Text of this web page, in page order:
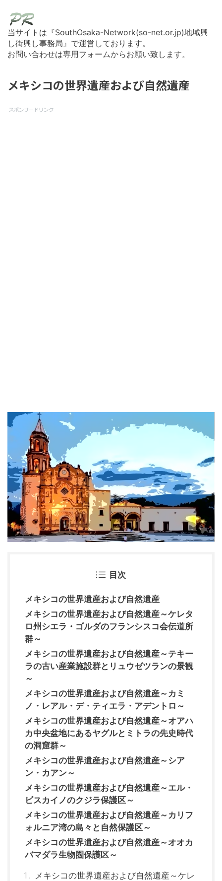
当サイトは『SouthOsaka-Network(so-net.or.jp)地域興
し街興し事務局』で運営しております。
お問い合わせは専用フォームからお願い致します。
メキシコの世界遺産および自然遺産
目次
メキシコの世界遺産および自然遺産
メキシコの世界遺産および自然遺産～ケレタ
ロ州シエラ・ゴルダのフランシスコ会伝道所
群～
メキシコの世界遺産および自然遺産～テキー
ラの古い産業施設群とリュウゼツランの景観
～
メキシコの世界遺産および自然遺産～カミ
ノ・レアル・デ・ティエラ・アデントロ～
メキシコの世界遺産および自然遺産～オアハ
カ中央盆地にあるヤグルとミトラの先史時代
の洞窟群～
メキシコの世界遺産および自然遺産～シア
ン・カアン～
メキシコの世界遺産および自然遺産～エル・
ビスカイノのクジラ保護区～
メキシコの世界遺産および自然遺産～カリフ
ォルニア湾の島々と自然保護区～
メキシコの世界遺産および自然遺産～オオカ
バマダラ生物圏保護区～
メキシコの世界遺産および自然遺産～ケレ